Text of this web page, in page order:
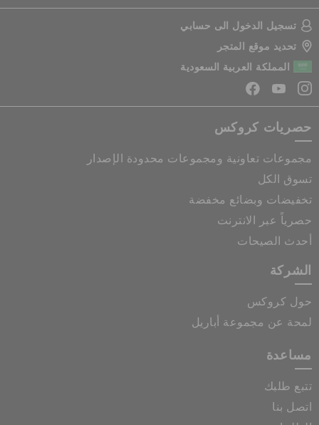
تسجيل الدخول الى حسابي
تحديد موقع المتجر
المملكة العربية السعودية
حصريات كروكس
مجموعات تعاونية ومجموعات محدودة الإصدار
تسوق الكل
تخفيضات وبضائع مخفضة
حصرياً عبر الانترنت
أحدث الصيحات
الشركة
حول كروكس
لمحة عن مجموعة أباريل
مساعدة
تتبع طلبك
اتصل بنا